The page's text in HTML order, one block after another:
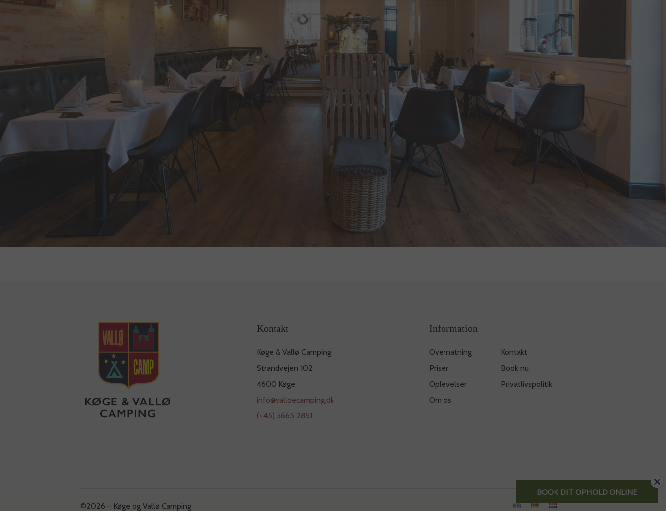
Kontakt
Køge & Vallø Camping
Strandvejen 102
4600 Køge
info@valloecamping.dk
(+45) 5665 2851
Information
Overnatning
Priser
Oplevelser
Om os
Kontakt
Book nu
Privatlivspolitik
©2026 – Køge og Vallø Camping
BOOK DIT OPHOLD ONLINE